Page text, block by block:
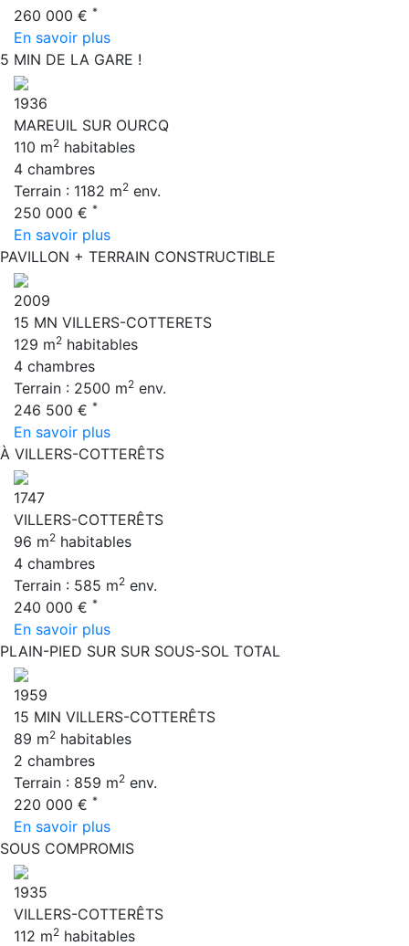
260 000 € *
En savoir plus
5 MIN DE LA GARE !
1936
MAREUIL SUR OURCQ
110 m2 habitables
4 chambres
Terrain : 1182 m2 env.
250 000 € *
En savoir plus
PAVILLON + TERRAIN CONSTRUCTIBLE
2009
15 MN VILLERS-COTTERETS
129 m2 habitables
4 chambres
Terrain : 2500 m2 env.
246 500 € *
En savoir plus
À VILLERS-COTTERÊTS
1747
VILLERS-COTTERÊTS
96 m2 habitables
4 chambres
Terrain : 585 m2 env.
240 000 € *
En savoir plus
PLAIN-PIED SUR SUR SOUS-SOL TOTAL
1959
15 MIN VILLERS-COTTERÊTS
89 m2 habitables
2 chambres
Terrain : 859 m2 env.
220 000 € *
En savoir plus
SOUS COMPROMIS
1935
VILLERS-COTTERÊTS
112 m2 habitables